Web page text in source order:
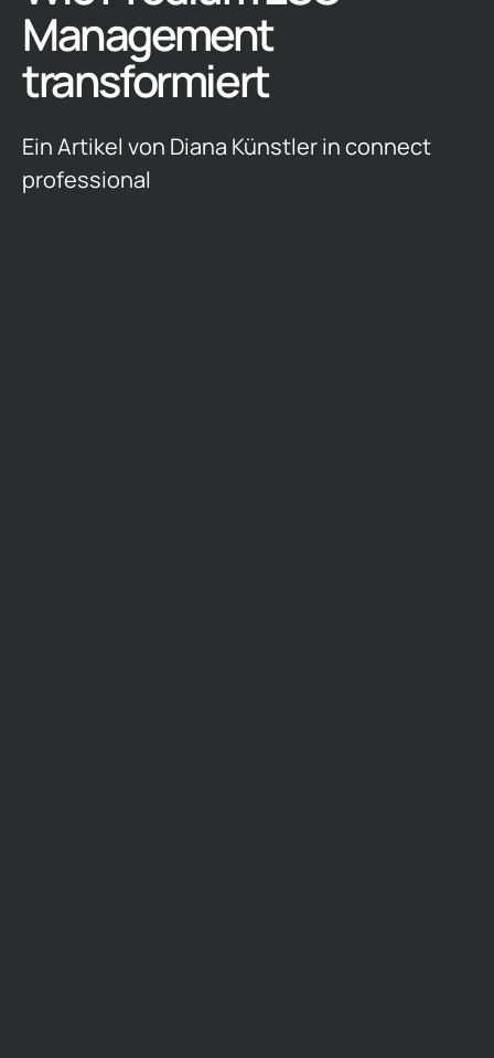
Management
transformiert
Ein Artikel von Diana Künstler in connect
professional